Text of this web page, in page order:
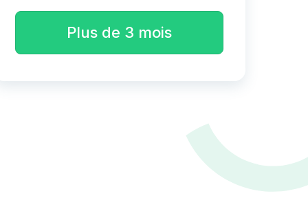
Plus de 3 mois